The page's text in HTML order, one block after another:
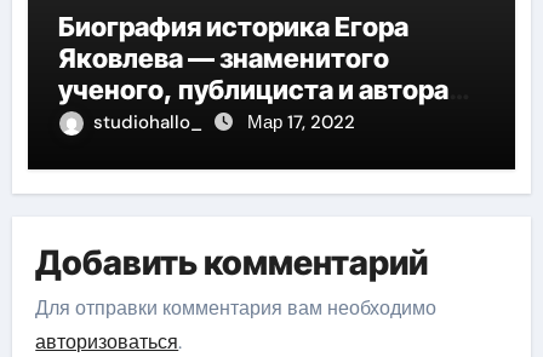
Биография историка Егора
Яковлева — знаменитого
ученого, публициста и автора
многочисленных научных
огромным вкладом в развитие
исторической науки
studiohallo_ Мар 17, 2022
Добавить комментарий
Для отправки комментария вам необходимо
авторизоваться.